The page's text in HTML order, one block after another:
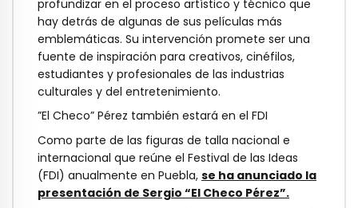
profundizar en el proceso artístico y técnico que
hay detrás de algunas de sus películas más
emblemáticas. Su intervención promete ser una
fuente de inspiración para creativos, cinéfilos,
estudiantes y profesionales de las industrias
culturales y del entretenimiento.
”El Checo” Pérez también estará en el FDI
Como parte de las figuras de talla nacional e
internacional que reúne el Festival de las Ideas
(FDI) anualmente en Puebla, se ha anunciado la
presentación de Sergio “El Checo Pérez”.